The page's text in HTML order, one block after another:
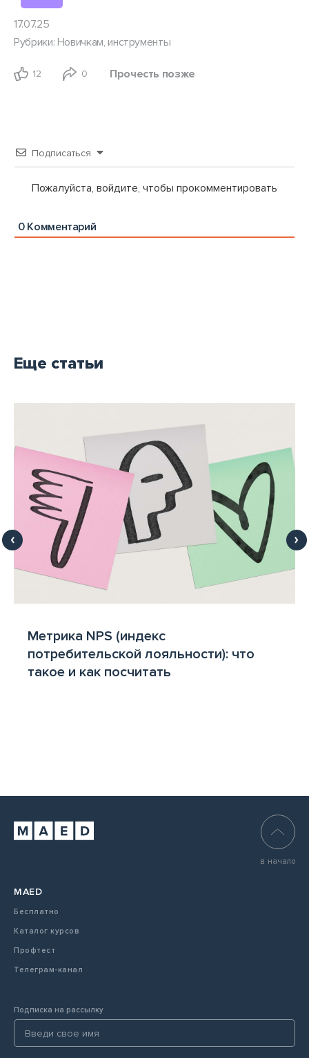
17.07.25
Рубрики: Новичкам,инструменты
12 0 Прочесть позже
Подписаться
Пожалуйста, войдите, чтобы прокомментировать
0Комментарий
Еще статьи
Что такое коллаборации и как их
использует бизнес?
MAED
Бесплатно
Каталог курсов
Профтест
Телеграм-канал
в начало
Подписка на рассылку